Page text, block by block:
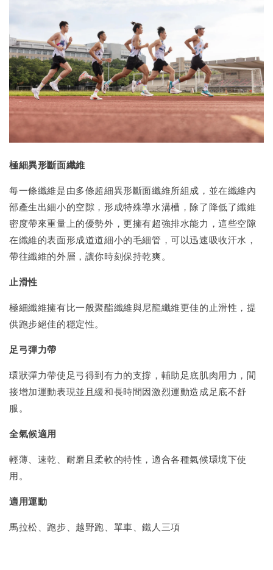
極細異形斷面纖維
每一條纖維是由多條超細異形斷面纖維所組成，並在纖維內
部產生出細小的空隙，形成特殊導水溝槽，除了降低了纖維
密度帶來重量上的優勢外，更擁有超強排水能力，這些空隙
在纖維的表面形成道道細小的毛細管，可以迅速吸收汗水，
帶往纖維的外層，讓你時刻保持乾爽。
止滑性
極細纖維擁有比一般聚酯纖維與尼龍纖維更佳的止滑性，提
供跑步絕佳的穩定性。
足弓彈力帶
環狀彈力帶使足弓得到有力的支撐，輔助足底肌肉用力，間
接增加運動表現並且緩和長時間因激烈運動造成足底不舒
服。
全氣候適用
輕薄、速乾、耐磨且柔軟的特性，適合各種氣候環境下使
用。
適用運動
馬拉松、跑步、越野跑、單車、鐵人三項